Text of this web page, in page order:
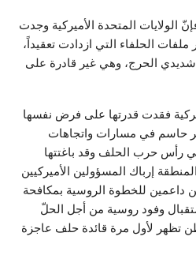
الولايات المتحدة الأميركية وجدت
الحلفاء التي ازدادت تعقيداً،
الحرج، وهي غير قادرة على
فقدت قدرتها على فرض نفسها
حاسم في مسارات واتجاهات
هي رأس حرب الحلف وقد باغتتها
إرباك المسؤولين الأميركيين
داعمين للخطوة الروسية بمكافحة
وفود روسية من أجل الحلّ
تظهر لأول مرة قائدة حلف عاجزة